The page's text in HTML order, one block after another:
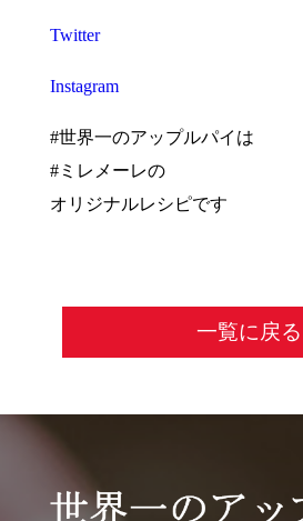
Twitter
Instagram
#世界一のアップルパイは
#ミレメーレの
オリジナルレシピです
一覧に戻る